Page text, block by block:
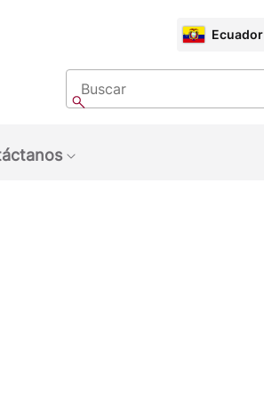
CHOOSE
MARKET
Ecuador
Buscar
Buscar